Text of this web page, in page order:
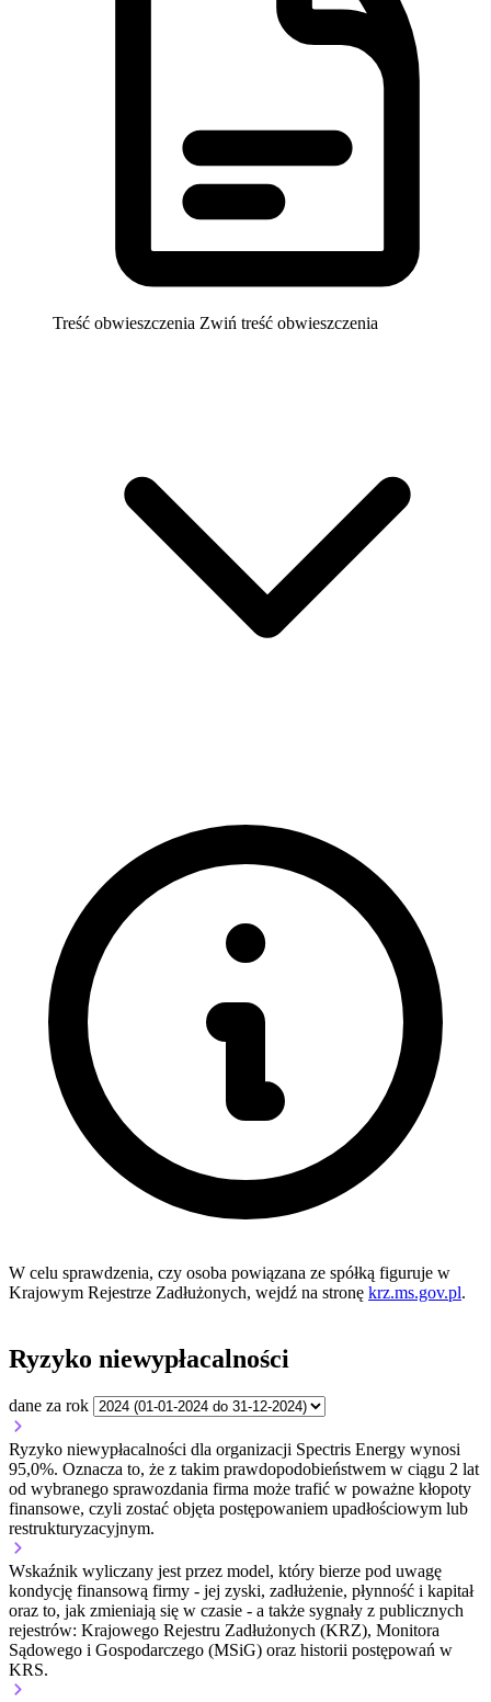
Treść obwieszczenia Zwiń treść obwieszczenia
W celu sprawdzenia, czy osoba powiązana ze spółką figuruje w
Krajowym Rejestrze Zadłużonych, wejdź na stronę krz.ms.gov.pl.
Ryzyko niewypłacalności
dane za rok
Ryzyko niewypłacalności dla organizacji Spectris Energy wynosi
95,0%. Oznacza to, że z takim prawdopodobieństwem w ciągu 2 lat
od wybranego sprawozdania firma może trafić w poważne kłopoty
finansowe, czyli zostać objęta postępowaniem upadłościowym lub
restrukturyzacyjnym.
Wskaźnik wyliczany jest przez model, który bierze pod uwagę
kondycję finansową firmy - jej zyski, zadłużenie, płynność i kapitał
oraz to, jak zmieniają się w czasie - a także sygnały z publicznych
rejestrów: Krajowego Rejestru Zadłużonych (KRZ), Monitora
Sądowego i Gospodarczego (MSiG) oraz historii postępowań w
KRS.